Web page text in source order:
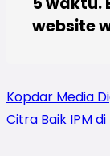
website
Kopdar Media
Citra Baik IPM